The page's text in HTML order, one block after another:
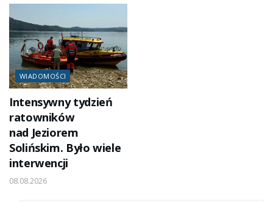
WIADOMOŚCI
Intensywny tydzień
ratowników
nad Jeziorem
Solińskim. Było wiele
interwencji
08.08.2026